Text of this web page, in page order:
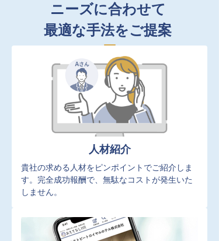
ニーズに合わせて
最適な手法をご提案
人材紹介
貴社の求める人材をピンポイントでご紹介しま
す。完全成功報酬で、無駄なコストが発生いた
しません。